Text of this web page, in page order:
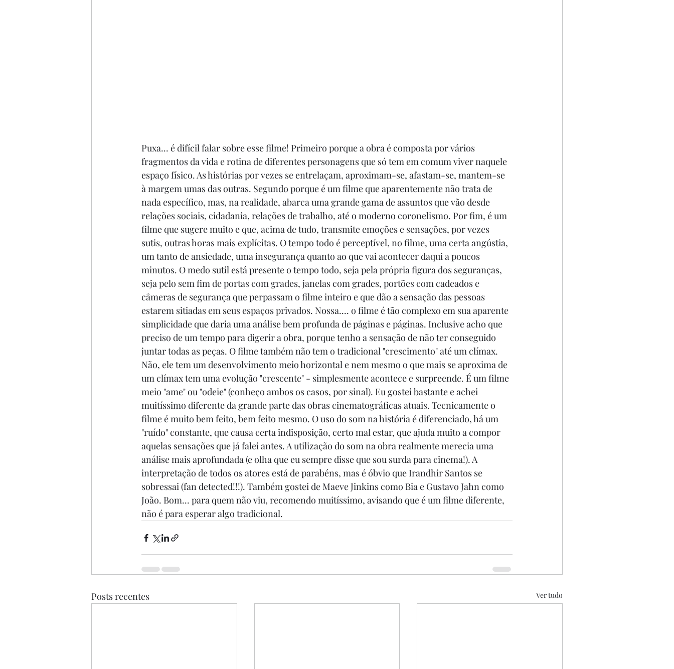
Puxa... é difícil falar sobre esse filme! Primeiro porque a obra é composta por vários
fragmentos da vida e rotina de diferentes personagens que só tem em comum viver naquele
espaço físico. As histórias por vezes se entrelaçam, aproximam-se, afastam-se, mantem-se
à margem umas das outras. Segundo porque é um filme que aparentemente não trata de
nada específico, mas, na realidade, abarca uma grande gama de assuntos que vão desde
relações sociais, cidadania, relações de trabalho, até o moderno coronelismo. Por fim, é um
filme que sugere muito e que, acima de tudo, transmite emoções e sensações, por vezes
sutis, outras horas mais explícitas. O tempo todo é perceptível, no filme, uma certa angústia,
um tanto de ansiedade, uma insegurança quanto ao que vai acontecer daqui a poucos
minutos. O medo sutil está presente o tempo todo, seja pela própria figura dos seguranças,
seja pelo sem fim de portas com grades, janelas com grades, portões com cadeados e
câmeras de segurança que perpassam o filme inteiro e que dão a sensação das pessoas
estarem sitiadas em seus espaços privados. Nossa.... o filme é tão complexo em sua aparente
simplicidade que daria uma análise bem profunda de páginas e páginas. Inclusive acho que
preciso de um tempo para digerir a obra, porque tenho a sensação de não ter conseguido
juntar todas as peças. O filme também não tem o tradicional "crescimento" até um clímax.
Não, ele tem um desenvolvimento meio horizontal e nem mesmo o que mais se aproxima de
um clímax tem uma evolução "crescente" - simplesmente acontece e surpreende. É um filme
meio "ame" ou "odeie" (conheço ambos os casos, por sinal). Eu gostei bastante e achei
muitíssimo diferente da grande parte das obras cinematográficas atuais. Tecnicamente o
filme é muito bem feito, bem feito mesmo. O uso do som na história é diferenciado, há um
"ruído" constante, que causa certa indisposição, certo mal estar, que ajuda muito a compor
aquelas sensações que já falei antes. A utilização do som na obra realmente merecia uma
análise mais aprofundada (e olha que eu sempre disse que sou surda para cinema!). A
interpretação de todos os atores está de parabéns, mas é óbvio que Irandhir Santos se
sobressai (fan detected!!!). Também gostei de Maeve Jinkins como Bia e Gustavo Jahn como
João. Bom... para quem não viu, recomendo muitíssimo, avisando que é um filme diferente,
não é para esperar algo tradicional.
Posts recentes Ver tudo